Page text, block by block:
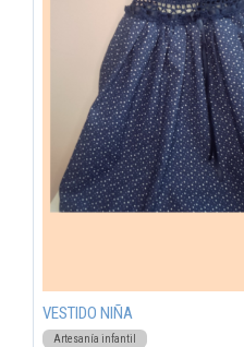
VESTIDO NIÑA
Artesanía infantil